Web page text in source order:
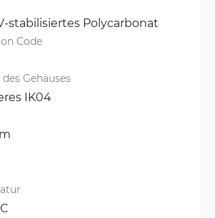
stabilisiertes Polycarbonat
Code
Gehäuses
IK04